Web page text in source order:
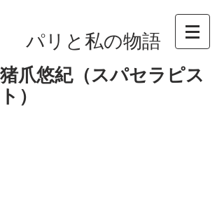
パリと私の物語
猪爪悠紀（スパセラピス
ト）